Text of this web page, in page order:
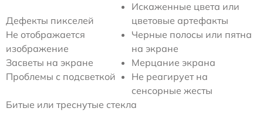
Дефекты пикселей
Не отображается
изображение
Засветы на экране
Проблемы с подсветкой
Искаженные цвета или
цветовые артефакты
Черные полосы или пятна
на экране
Мерцание экрана
Не реагирует на
сенсорные жесты
Битые или треснутые стекла